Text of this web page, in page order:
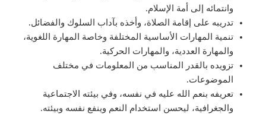
وانتمائه إلى أمة الإسلام.
تدريبه على إقامة الصلاة، وأخذه بآداب السلوك والفضائل.
تنمية المهارات الأساسية المختلفة وخاصة المهارة اللغوية،
والمهارة العددية، والمهارات الحركية.
تزويده بالقدر المناسب من المعلومات في مختلف
الموضوعات.
تعريفه بنعم الله عليه في نفسه، وفي بيئته الاجتماعية
والجغرافية، ليحسن استخدام النعم وينفع نفسه وبيئته.